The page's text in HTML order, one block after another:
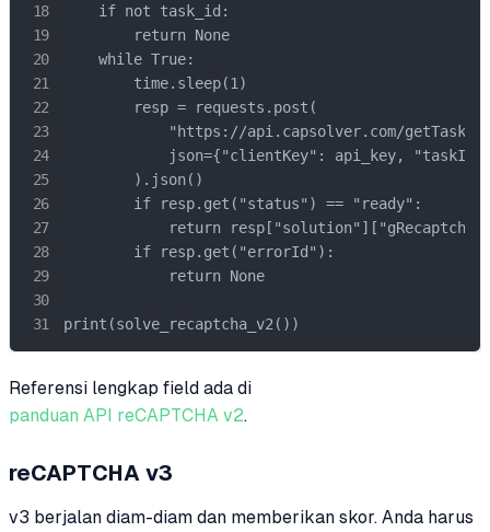
    if not task_id:
        return None
    while True:
        time.sleep(1)
        resp = requests.post(
"https://api.capsolver.com/
json={"clientKey": api_key,
        ).json()
        if resp.get("status") == "ready":
return
        if resp.get("errorId"):
            return None
print(solve_recaptcha_v2())
Referensi lengkap field ada di
panduan API reCAPTCHA v2.
reCAPTCHA v3
v3 berjalan diam-diam dan memberikan skor. Anda harus